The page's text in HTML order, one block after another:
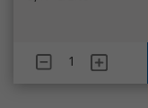
Artikelanzahl